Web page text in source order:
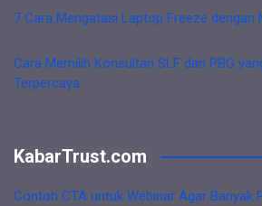
7 Cara Mengatasi Laptop Freeze dengan
Cara Memilih Konsultan SLF dan PBG
Terpercaya
KabarTrust.com
Contoh CTA untuk Webinar Agar Banyak